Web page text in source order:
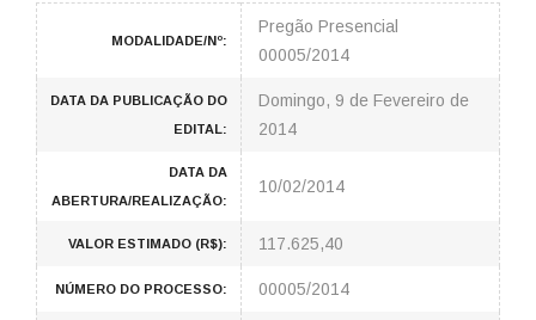
MODALIDADE/Nº:
Pregão Presencial
00005/2014
DATA DA PUBLICAÇÃO DO
EDITAL:
Domingo, 9 de Fevereiro de
2014
DATA DA
ABERTURA/REALIZAÇÃO:
10/02/2014
VALOR ESTIMADO (R$): 117.625,40
NÚMERO DO PROCESSO: 00005/2014